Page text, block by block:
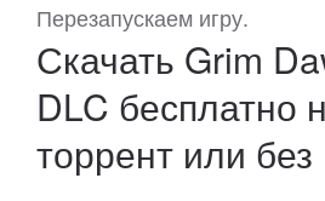
Перезапускаем игру.
Скачать Grim
DLC бесплатно
торрент или без